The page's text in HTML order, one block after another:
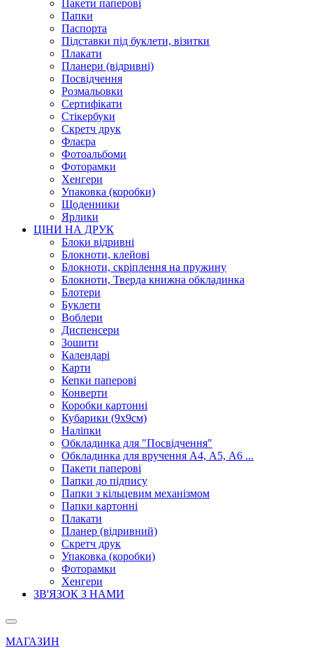
Пакети паперові
Папки
Паспорта
Підставки під буклети, візитки
Плакати
Планери (відривні)
Посвідчення
Розмальовки
Сертифікати
Стікербуки
Скретч друк
Флаєра
Фотоальбоми
Фоторамки
Хенгери
Упаковка (коробки)
Щоденники
Ярлики
ЦІНИ НА ДРУК
Блоки відривні
Блокноти, клейові
Блокноти, скріплення на пружину
Блокноти, Тверда книжна обкладинка
Блотери
Буклети
Воблери
Диспенсери
Зошити
Календарі
Карти
Кепки паперові
Конверти
Коробки картонні
Кубарики (9х9см)
Наліпки
Обкладинка для "Посвідчення"
Обкладинка для вручення А4, А5, А6 ...
Пакети паперові
Папки до підпису
Папки з кільцевим механізмом
Папки картонні
Плакати
Планер (відривний)
Скретч друк
Упаковка (коробки)
Фоторамки
Хенгери
ЗВ'ЯЗОК З НАМИ
МАГАЗИН